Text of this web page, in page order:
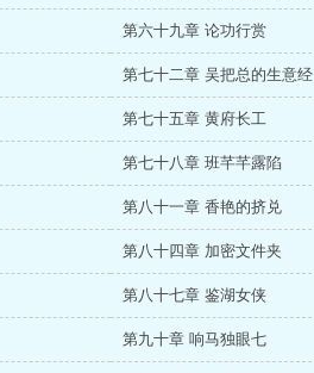
第六十九章 论功行赏
第七十二章 吴把总的生意经
第七十五章 黄府长工
第七十八章 班芊芊露陷
第八十一章 香艳的挤兑
第八十四章 加密文件夹
第八十七章 鉴湖女侠
第九十章 响马独眼七